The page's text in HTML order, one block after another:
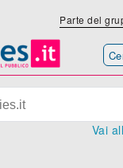
Parte del
Vai